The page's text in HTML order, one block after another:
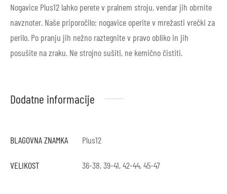
Nogavice Plus12 lahko perete v pralnem stroju, vendar jih obrnite
navznoter. Naše priporočilo: nogavice operite v mrežasti vrečki za
perilo. Po pranju jih nežno raztegnite v pravo obliko in jih
posušite na zraku. Ne strojno sušiti, ne kemično čistiti.
Dodatne informacije
BLAGOVNA ZNAMKA Plus12
VELIKOST 36-38, 39-41, 42-44, 45-47